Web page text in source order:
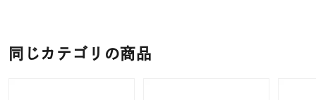
同じカテゴリの商品